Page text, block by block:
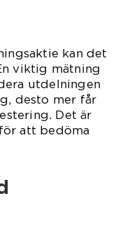
kan det
viktig mätning
utdelningen
desto mer får
Det är
att bedöma